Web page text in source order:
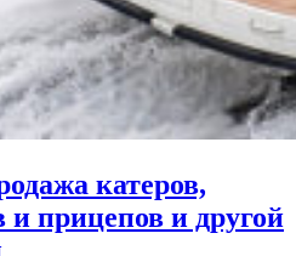
катеров,
и прицепов и другой